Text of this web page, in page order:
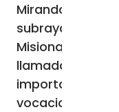
Mirando hacia
subraya:
Misionales
llamadas a
importante en
vocacional. En